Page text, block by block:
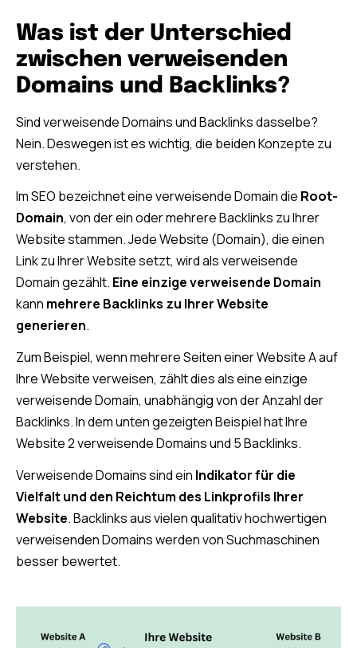
Was ist der Unterschied
zwischen verweisenden
Domains und Backlinks?
Sind verweisende Domains und Backlinks dasselbe?
Nein. Deswegen ist es wichtig, die beiden Konzepte zu
verstehen.
Im SEO bezeichnet eine verweisende Domain die Root-
Domain, von der ein oder mehrere Backlinks zu Ihrer
Website stammen. Jede Website (Domain), die einen
Link zu Ihrer Website setzt, wird als verweisende
Domain gezählt. Eine einzige verweisende Domain
kann mehrere Backlinks zu Ihrer Website
generieren.
Zum Beispiel, wenn mehrere Seiten einer Website A auf
Ihre Website verweisen, zählt dies als eine einzige
verweisende Domain, unabhängig von der Anzahl der
Backlinks. In dem unten gezeigten Beispiel hat Ihre
Website 2 verweisende Domains und 5 Backlinks.
Verweisende Domains sind ein Indikator für die
Vielfalt und den Reichtum des Linkprofils Ihrer
Website. Backlinks aus vielen qualitativ hochwertigen
verweisenden Domains werden von Suchmaschinen
besser bewertet.